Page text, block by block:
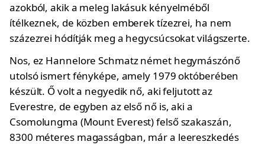
azokból, akik a meleg lakásuk kényelméből
ítélkeznek, de közben emberek tízezrei, ha nem
százezrei hódítják meg a hegycsúcsokat világszerte.
Nos, ez Hannelore Schmatz német hegymászónő
utolsó ismert fényképe, amely 1979 októberében
készült. Ő volt a negyedik nő, aki feljutott az
Everestre, de egyben az első nő is, aki a
Csomolungma (Mount Everest) felső szakaszán,
8300 méteres magasságban, már a leereszkedés